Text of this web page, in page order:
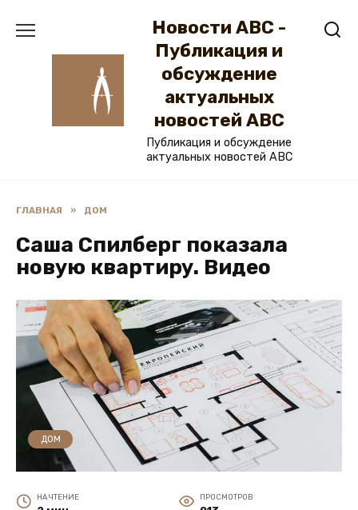
Новости ABC -
Публикация и
обсуждение
актуальных
новостей ABC
Публикация и обсуждение
актуальных новостей ABC
ГЛАВНАЯ » ДОМ
Саша Спилберг показала
новую квартиру. Видео
ДОМ
НА ЧТЕНИЕ ПРОСМОТРОВ